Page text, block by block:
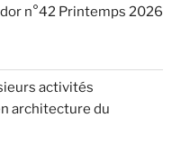
n°42 Printemps 2026
activités
architecture du